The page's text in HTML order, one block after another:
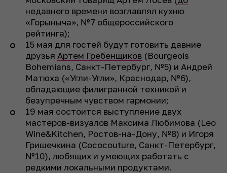
недавнего времени возглавлял кухню
«Горыныча», №7 общероссийского
рейтинга);
15 мая для гостей будут готовить давние
друзья Артем Гребенщиков (Bourgeois
Bohemians, Санкт-Петербург, №5) и Андрей
Матюха («Угли-Угли», Краснодар, №6),
обладающие филигранной техникой и
безупречным чувством гармонии;
19 мая состоится выступление двух
мастеров-визуалов Максима Любимова (Leo
Wine&Kitchen, Ростов-на-Дону, №8) и Игоря
Гришечкина (Cococouture, Санкт-Петербург,
№10), любящих и умеющих работать с
редкими локальными продуктами.